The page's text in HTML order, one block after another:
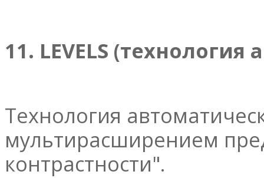
11. LEVELS
Технология
мультирасширением
контрастности".